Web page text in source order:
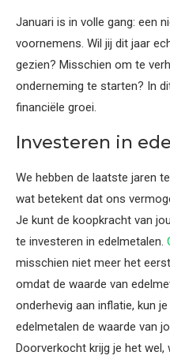
Januari is in volle gang: een
voornemens. Wil jij dit jaar
gezien? Misschien om te
onderneming te starten? In
financiële groei.
Investeren in
We hebben de laatste jaren
wat betekent dat ons
Je kunt de koopkracht van
te investeren in edelmetalen.
misschien niet meer het
omdat de waarde van
onderhevig aan inflatie, kun
edelmetalen de waarde van
Doorverkocht krijg je het